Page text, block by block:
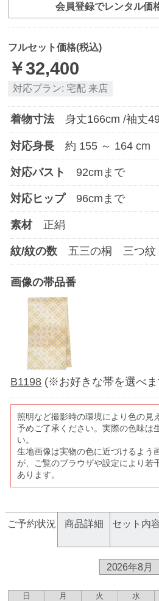
会員登録でレンタル価
フルセット価格(税込)
￥32,400
対応プラン: 宅配 来店
着物寸法 身丈166cm /袖丈
対応身長 約 155 ～ 164 cm
対応バスト 92cmまで
対応ヒップ 96cmまで
素材 正絹
紋/紋の数 五三の桐 三つ紋
画像の帯品番
B1198 (※お好きな帯を選べま
照明など撮影時の環境により色の見
予めご了承ください。実際の色味は
い。
生地画像は実物の色に近づけるよう
が、ご覧のブラウザや設定により若
あります。
ご予約状況 商品詳細 セット内
日 月 火 水